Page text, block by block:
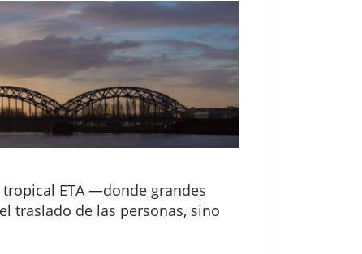
ETA —donde grandes
traslado de las personas, sino